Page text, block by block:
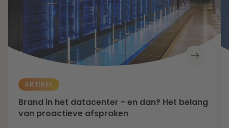
ARTIKEL
Brand in het datacenter - en dan? Het belang
van proactieve afspraken